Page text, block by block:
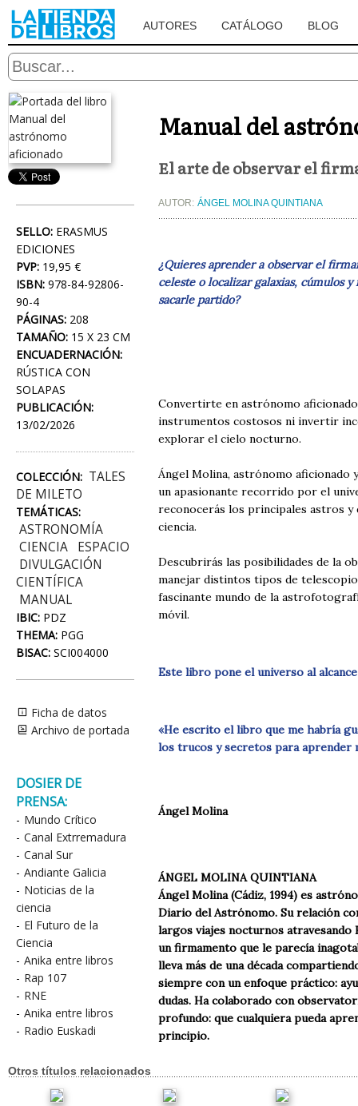
AUTORES CATÁLOGO BLOG
SELLO: ERASMUS
EDICIONES
PVP: 19,95 €
ISBN: 978-84-92806-
90-4
PÁGINAS: 208
TAMAÑO: 15 X 23 CM
ENCUADERNACIÓN:
RÚSTICA CON
SOLAPAS
PUBLICACIÓN:
13/02/2026
COLECCIÓN: TALES
DE MILETO
TEMÁTICAS:
ASTRONOMÍA
CIENCIA
ESPACIO
DIVULGACIÓN
CIENTÍFICA
MANUAL
IBIC: PDZ
THEMA: PGG
BISAC: SCI004000
Ficha de datos
Archivo de portada
DOSIER DE
PRENSA:
- Mundo Crítico
- Canal Extrremadura
- Canal Sur
- Andiante Galicia
- Noticias de la
ciencia
- El Futuro de la
Ciencia
- Anika entre libros
- Rap 107
- RNE
- Anika entre libros
- Radio Euskadi
Manual del
El arte de observar el
AUTOR: ÁNGEL MOLINA QUINTIANA
¿Quieres aprender a observar el
celeste o localizar galaxias, cúmulos
sacarle partido?
Convertirte en astrónomo
instrumentos costosos ni invertir
explorar el cielo nocturno.
Ángel Molina, astrónomo aficionado
un apasionante recorrido por el
reconocerás los principales astros
ciencia.
Descubrirás las posibilidades de la
manejar distintos tipos de
fascinante mundo de la
móvil.
Este libro pone el universo al
«He escrito el libro que me habría
los trucos y secretos para aprender
Ángel Molina
ÁNGEL MOLINA QUINTIANA
Ángel Molina (Cádiz, 1994) es
Diario del Astrónomo. Su relación
largos viajes nocturnos atravesando
un firmamento que le parecía
lleva más de una década
siempre con un enfoque práctico:
dudas. Ha colaborado con
profundo: que cualquiera pueda
principio.
Otros títulos relacionados